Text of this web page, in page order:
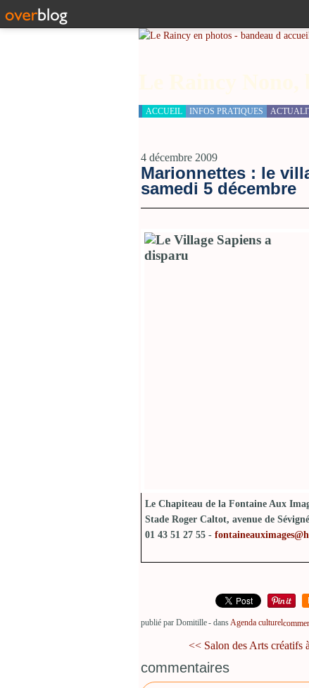
ACCUEIL INFOS PRATIQUES
4 décembre 2009
Marionnettes : le
samedi 5 décembre
Le Chapiteau de la Fontaine Aux
Stade Roger Caltot, avenue de
01 43 51 27 55 -
publié par Domitille- dansAgenda culturel
<< Salon des Arts créatifs
commentaires